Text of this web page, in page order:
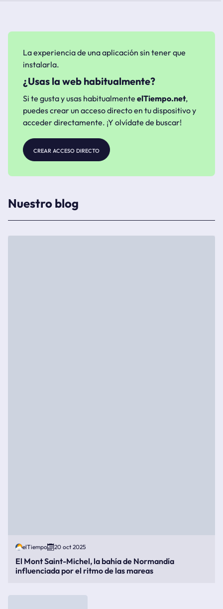
La experiencia de una aplicación sin tener que
instalarla.
¿Usas la web habitualmente?
Si te gusta y usas habitualmente elTiempo.net,
puedes crear un acceso directo en tu dispositivo y
acceder directamente. ¡Y olvídate de buscar!
crear acceso directo
Nuestro blog
elTiempo 20 oct 2025
El Mont Saint-Michel, la bahía de Normandía
influenciada por el ritmo de las mareas